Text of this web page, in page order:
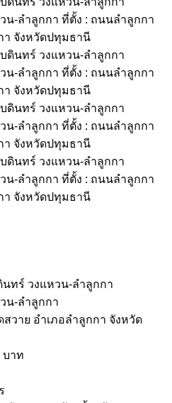
นทร์ วงแหวน-ลำลูกกา
น-ลำลูกกา
วาย อำเภอลำลูกกา จังหวัด
บาท